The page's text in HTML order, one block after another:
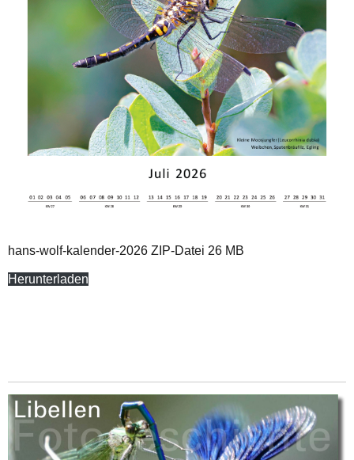
hans-wolf-kalender-2026 ZIP-Datei 26 MB
Herunterladen